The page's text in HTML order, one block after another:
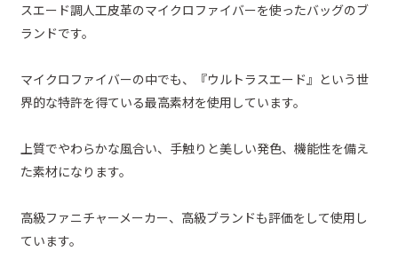
スエード調人工皮革のマイクロファイバーを使ったバッグのブ
ランドです。
マイクロファイバーの中でも、『ウルトラスエード』という世
界的な特許を得ている最高素材を使用しています。
上質でやわらかな風合い、手触りと美しい発色、機能性を備え
た素材になります。
高級ファニチャーメーカー、高級ブランドも評価をして使用し
ています。